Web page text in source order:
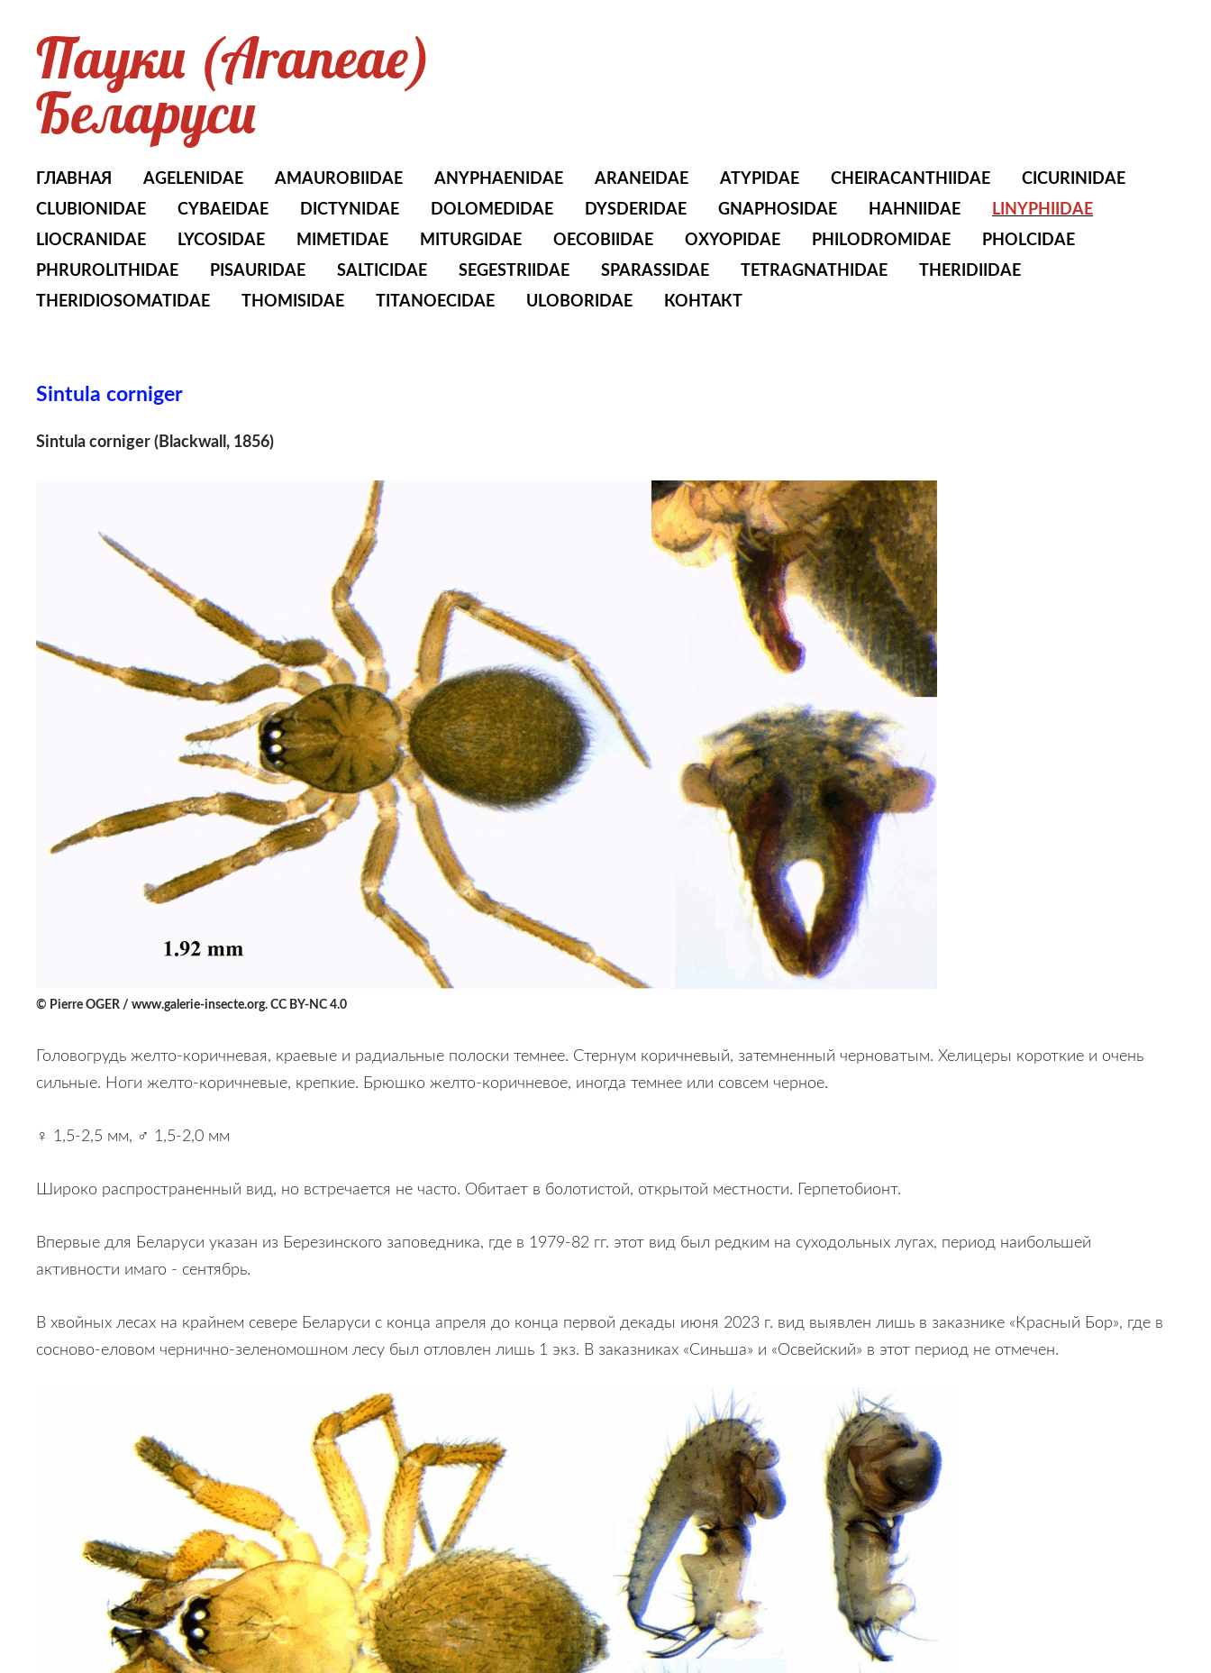
Пауки (Araneae)
Беларуси
ГЛАВНАЯ AGELENIDAE AMAUROBIIDAE ANYPHAENIDAE ARANEIDAE ATYPIDAE CHEIRACANTHIIDAE
CICURINIDAE
CLUBIONIDAE
CYBAEIDAE DICTYNIDAE DOLOMEDIDAE DYSDERIDAE GNAPHOSIDAE HAHNIIDAE
LINYPHIIDAE
LIOCRANIDAE
LYCOSIDAE MIMETIDAE MITURGIDAE OECOBIIDAE OXYOPIDAE PHILODROMIDAE
PHOLCIDAE
PHRUROLITHIDAE
PISAURIDAE SALTICIDAE SEGESTRIIDAE SPARASSIDAE TETRAGNATHIDAE
THERIDIIDAE
THERIDIOSOMATIDAE
THOMISIDAE TITANOECIDAE ULOBORIDAE КОНТАКТ
Sintula corniger
Sintula corniger (Blackwall, 1856)
© Pierre OGER / www.galerie-insecte.org. CC BY-NC 4.0
Головогрудь желто-коричневая, краевые и радиальные полоски темнее. Стернум коричневый, затемненный черноватым. Хелицеры короткие и очень
сильные. Ноги желто-коричневые, крепкие. Брюшко желто-коричневое, иногда темнее или совсем черное.
♀ 1,5-2,5 мм, ♂ 1,5-2,0 мм
Широко распространенный вид, но встречается не часто. Обитает в болотистой, открытой местности. Герпетобионт.
Впервые для Беларуси указан из Березинского заповедника, где в 1979-82 гг. этот вид был редким на суходольных лугах, период наибольшей
активности имаго - сентябрь.
В хвойных лесах на крайнем севере Беларуси с конца апреля до конца первой декады июня 2023 г. вид выявлен лишь в заказнике «Красный Бор», где в
сосново-еловом чернично-зеленомошном лесу был отловлен лишь 1 экз. В заказниках «Синьша» и «Освейский» в этот период не отмечен.